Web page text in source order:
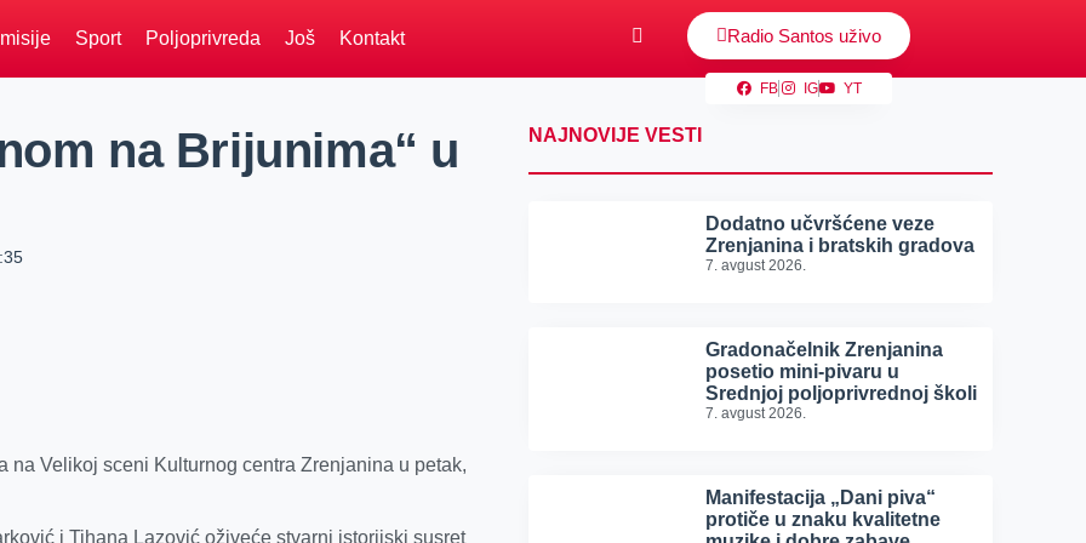
Sport Poljoprivreda Još Kontakt Radio Santos uživo
FB IG YT
na Brijunima“ u
na Velikoj sceni Kulturnog centra Zrenjanina u petak,
i Tihana Lazović oživeće stvarni istorijski susret
NAJNOVIJE VESTI
Dodatno učvršćene veze
Zrenjanina i bratskih gradova
7. avgust 2026.
Gradonačelnik Zrenjanina
posetio mini-pivaru u
Srednjoj poljoprivrednoj školi
7. avgust 2026.
Manifestacija „Dani piva“
protiče u znaku kvalitetne